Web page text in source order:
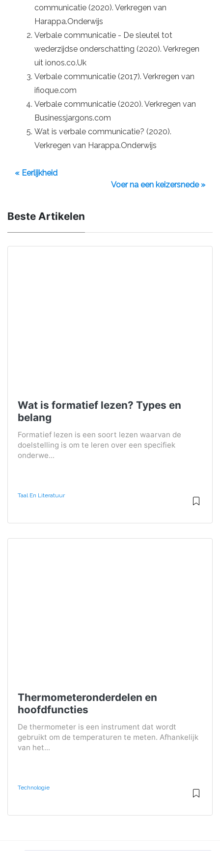
communicatie (2020). Verkregen van
Harappa.Onderwijs
Verbale communicatie - De sleutel tot
wederzijdse onderschatting (2020). Verkregen
uit ionos.co.Uk
Verbale communicatie (2017). Verkregen van
ifioque.com
Verbale communicatie (2020). Verkregen van
Businessjargons.com
Wat is verbale communicatie? (2020).
Verkregen van Harappa.Onderwijs
« Eerlijkheid
Voer na een keizersnede »
Beste Artikelen
Wat is formatief lezen? Types en
belang
Formatief lezen is een soort lezen waarvan de
doelstelling is om te leren over een specifiek
onderwe...
Taal En Literatuur
Thermometeronderdelen en
hoofdfuncties
De thermometer is een instrument dat wordt
gebruikt om de temperaturen te meten. Afhankelijk
van het...
Technologie